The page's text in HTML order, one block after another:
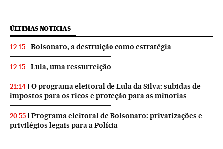
ÚLTIMAS NOTICIAS
12:15 Bolsonaro, a destruição como estratégia
12:15 Lula, uma ressurreição
21:14
O programa eleitoral de Lula da Silva: subidas de
impostos para os ricos e proteção para as minorias
20:55
Programa eleitoral de Bolsonaro: privatizações e
privilégios legais para a Polícia